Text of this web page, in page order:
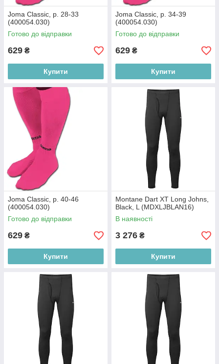
Joma Classic, р. 28-33
(400054.030)
Готово до відправки
629 ₴
Купити
Joma Classic, р. 34-39
(400054.030)
Готово до відправки
629 ₴
Купити
Joma Classic, р. 40-46
(400054.030)
Готово до відправки
629 ₴
Купити
Montane Dart XT Long Johns,
Black, L (MDXLJBLAN16)
В наявності
3 276 ₴
Купити